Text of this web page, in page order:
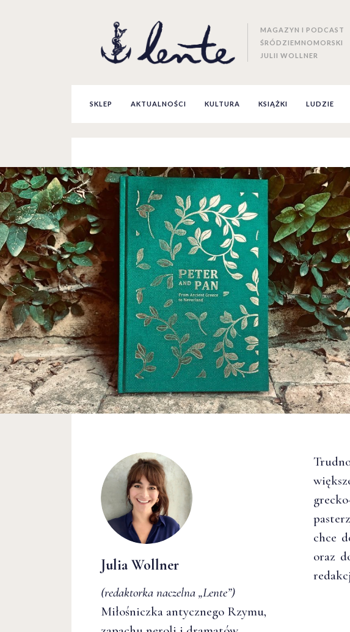
MAGAZYN I PODCAST
ŚRÓDZIEMNOMORSKI
JULII WOLLNER
SKLEP AKTUALNOŚCI KULTURA KSIĄŻKI LUDZIE
Julia Wollner
(redaktorka naczelna „Lente”)
Miłośniczka antycznego Rzymu,
chce
oraz